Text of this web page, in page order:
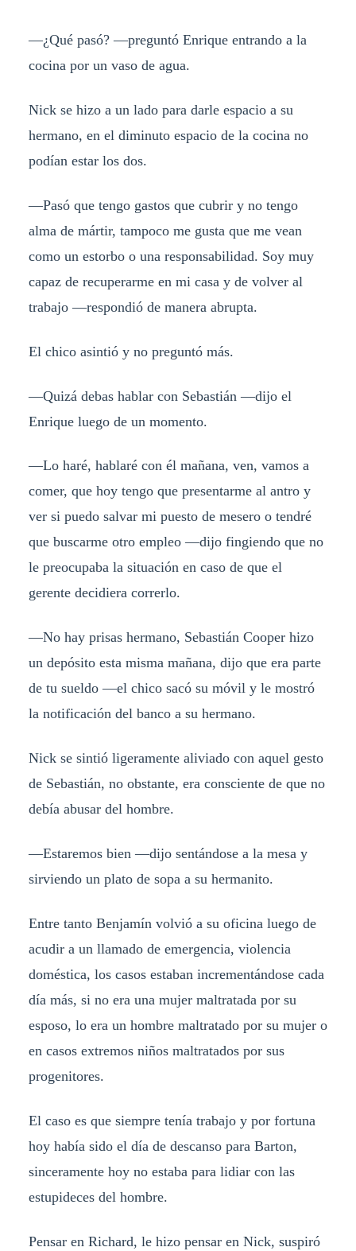
—¿Qué pasó? —preguntó Enrique entrando a la
cocina por un vaso de agua.
Nick se hizo a un lado para darle espacio a su
hermano, en el diminuto espacio de la cocina no
podían estar los dos.
—Pasó que tengo gastos que cubrir y no tengo
alma de mártir, tampoco me gusta que me vean
como un estorbo o una responsabilidad. Soy muy
capaz de recuperarme en mi casa y de volver al
trabajo —respondió de manera abrupta.
El chico asintió y no preguntó más.
—Quizá debas hablar con Sebastián —dijo el
Enrique luego de un momento.
—Lo haré, hablaré con él mañana, ven, vamos a
comer, que hoy tengo que presentarme al antro y
ver si puedo salvar mi puesto de mesero o tendré
que buscarme otro empleo —dijo fingiendo que no
le preocupaba la situación en caso de que el
gerente decidiera correrlo.
—No hay prisas hermano, Sebastián Cooper hizo
un depósito esta misma mañana, dijo que era parte
de tu sueldo —el chico sacó su móvil y le mostró
la notificación del banco a su hermano.
Nick se sintió ligeramente aliviado con aquel gesto
de Sebastián, no obstante, era consciente de que no
debía abusar del hombre.
—Estaremos bien —dijo sentándose a la mesa y
sirviendo un plato de sopa a su hermanito.
Entre tanto Benjamín volvió a su oficina luego de
acudir a un llamado de emergencia, violencia
doméstica, los casos estaban incrementándose cada
día más, si no era una mujer maltratada por su
esposo, lo era un hombre maltratado por su mujer o
en casos extremos niños maltratados por sus
progenitores.
El caso es que siempre tenía trabajo y por fortuna
hoy había sido el día de descanso para Barton,
sinceramente hoy no estaba para lidiar con las
estupideces del hombre.
Pensar en Richard, le hizo pensar en Nick, suspiró